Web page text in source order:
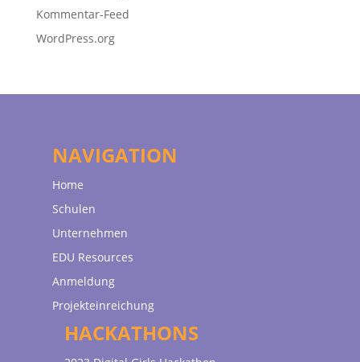
Kommentar-Feed
WordPress.org
NAVIGATION
Home
Schulen
Unternehmen
EDU Resources
Anmeldung
Projekteinreichung
HACKATHONS